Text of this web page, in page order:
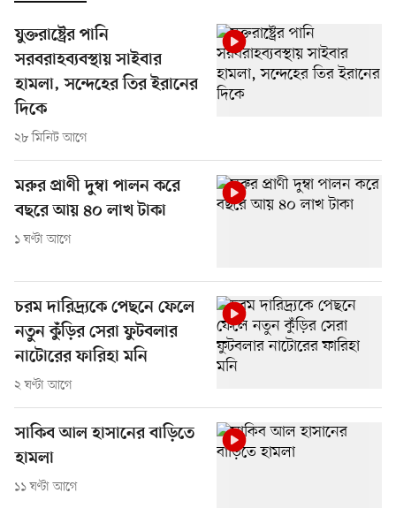
যুক্তরাষ্ট্রের পানি
সরবরাহব্যবস্থায় সাইবার
হামলা, সন্দেহের তির ইরানের
দিকে
২৮ মিনিট আগে
মরুর প্রাণী দুম্বা পালন করে
বছরে আয় ৪০ লাখ টাকা
১ ঘণ্টা আগে
চরম দারিদ্র্যকে পেছনে ফেলে
নতুন কুঁড়ির সেরা ফুটবলার
নাটোরের ফারিহা মনি
২ ঘণ্টা আগে
সাকিব আল হাসানের বাড়িতে
হামলা
১১ ঘণ্টা আগে